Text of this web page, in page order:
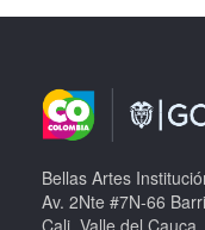
Bellas Artes
Av. 2Nte #7N-66
Cali, Valle del